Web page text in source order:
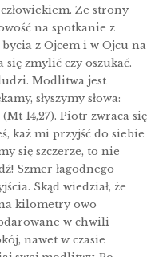
Ze strony
na spotkanie z
z Ojcem i w Ojcu na
zmylić czy oszukać.
Modlitwa jest
słyszymy słowa:
14,27). Piotr zwraca się
każ mi przyjść do siebie
się szczerze, to nie
Szmer łagodnego
Skąd wiedział, że
kilometry owo
w chwili
nawet w czasie